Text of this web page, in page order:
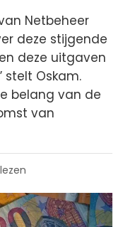
Netbeheer
deze stijgende
deze uitgaven
stelt Oskam.
belang van de
van